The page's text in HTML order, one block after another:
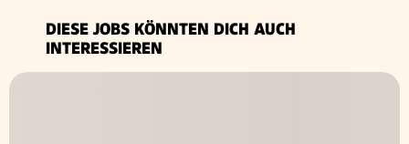
DIESE JOBS KÖNNTEN DICH AUCH
INTERESSIEREN